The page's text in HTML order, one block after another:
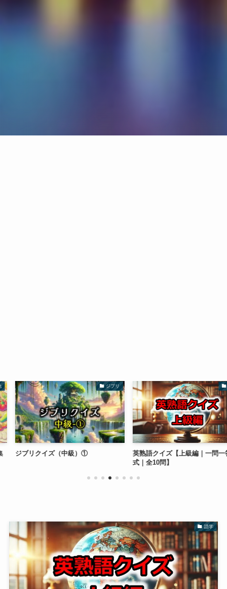
ジブリ
①
語学
英熟語クイズ【上級編｜一問一答形
【となりのトト
語学